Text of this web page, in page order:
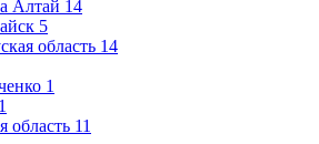
Алтай 14
5
область 14
1
1
область 11